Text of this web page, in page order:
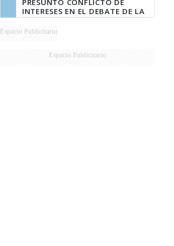
PRESUNTO CONFLICTO DE
INTERESES EN EL DEBATE DE LA
LEY DE TIERRAS
Espacio Publicitario
Espacio Publicitario